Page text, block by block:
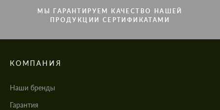
МЫ ГАРАНТИРУЕМ КАЧЕСТВО НАШЕЙ
ПРОДУКЦИИ СЕРТИФИКАТАМИ
КОМПАНИЯ
Наши бренды
Гарантия